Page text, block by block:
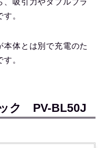
。
体とは別で充電のた
。
ク PV-BL50J